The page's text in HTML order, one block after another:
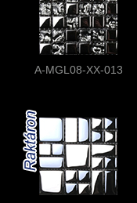
A-MGL08-XX-013